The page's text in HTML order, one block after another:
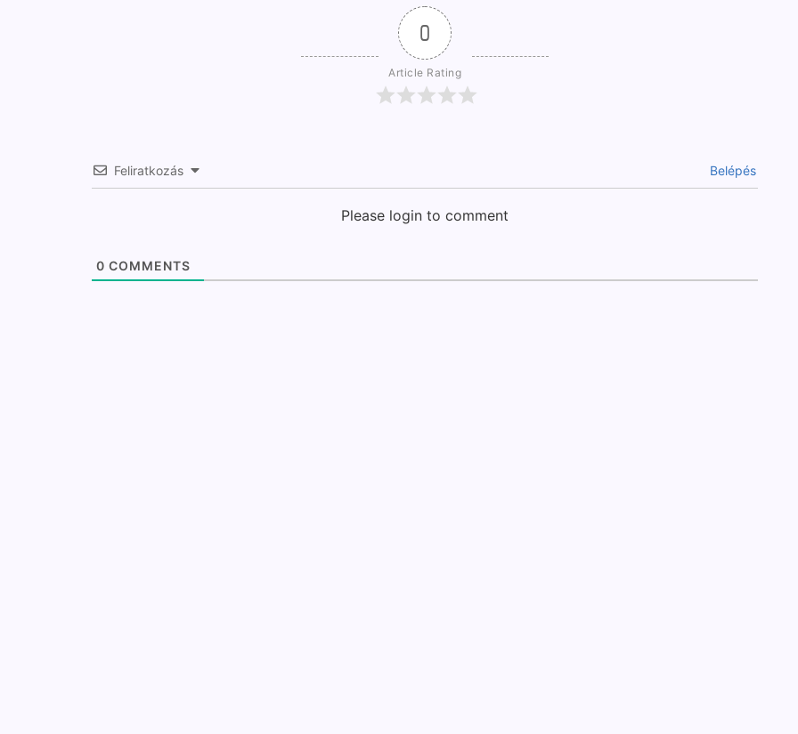
0
Article Rating
Feliratkozás Belépés
Please login to comment
0 COMMENTS